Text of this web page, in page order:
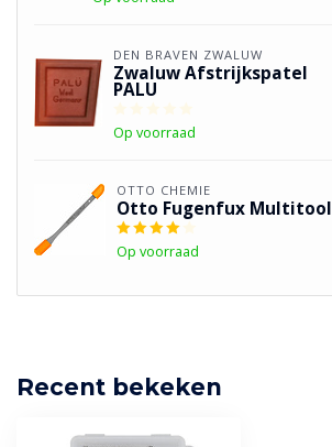
DEN BRAVEN ZWALUW
Zwaluw Afstrijkspatel
PALU
Op voorraad
OTTO CHEMIE
Otto Fugenfux Multitool
Op voorraad
Recent bekeken